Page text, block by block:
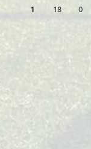
1 18 0